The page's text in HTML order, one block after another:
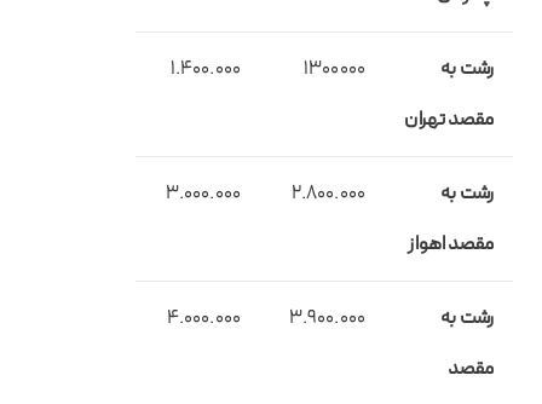
رشت به
مقصد تهران
1300000
1.400.000
رشت به
مقصد اهواز
2.800.000
3.000.000
رشت به
مقصد
3.900.000
4.000.000